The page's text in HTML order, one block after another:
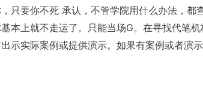
只要你不死 承认，不管学院用什么办法，都
本上就不走运了。只能当场G。在寻找代笔
示实际案例或提供演示。如果有案例或者演